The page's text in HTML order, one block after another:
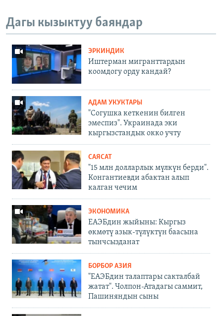
Дагы кызыктуу баяндар
ЭРКИНДИК
Иштерман мигранттардын
коомдогу орду кандай?
АДАМ УКУКТАРЫ
"Согушка кеткенин билген
эмеспиз". Украинада эки
кыргызстандык окко учту
САЯСАТ
"15 млн долларлык мүлкүн берди".
Конгантиевди абактан алып
калган чечим
ЭКОНОМИКА
ЕАЭБдин жыйыны: Кыргыз
өкмөтү азык-түлүктүн баасына
тынчсызданат
БОРБОР АЗИЯ
"ЕАЭБдин талаптары сакталбай
жатат". Чолпон-Атадагы саммит,
Пашиняндын сыны